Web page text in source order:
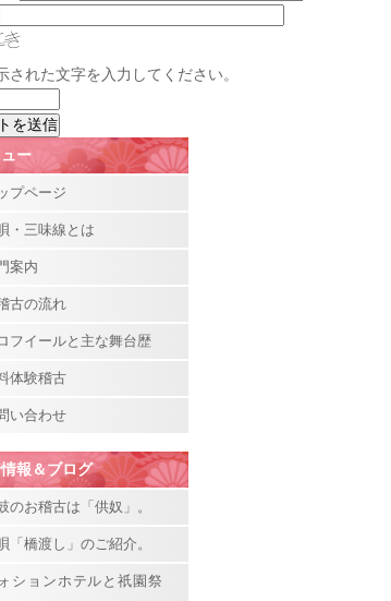
された文字を入力してください。
ー
プページ
・三味線とは
案内
古の流れ
フイールと主な舞台歴
体験稽古
い合わせ
報＆ブログ
のお稽古は「供奴」。
「橋渡し」のご紹介。
ションホテルと祇園祭